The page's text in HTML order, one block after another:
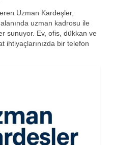
Uzman Kardeşler,
uzman kadrosu ile
sunuyor. Ev, ofis, dükkan ve
ihtiyaçlarınızda bir telefon